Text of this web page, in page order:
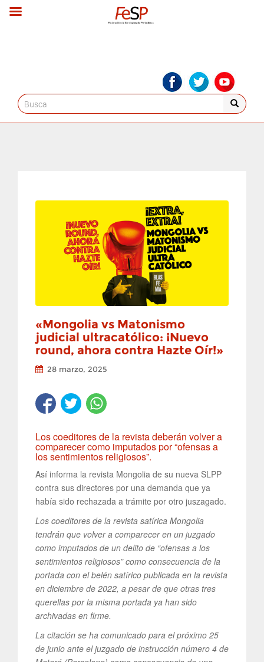
Search
for:
«Mongolia vs Matonismo
judicial ultracatólico: ¡Nuevo
round, ahora contra Hazte Oír!»
28 marzo, 2025
Los coeditores de la revista deberán volver a
comparecer como imputados por “ofensas a
los sentimientos religiosos”.
Así informa la revista Mongolia de su nueva SLPP
contra sus directores por una demanda que ya
había sido rechazada a trámite por otro juszagado.
Los coeditores de la revista satírica Mongolia
tendrán que volver a comparecer en un juzgado
como imputados de un delito de “ofensas a los
sentimientos religiosos” como consecuencia de la
portada con el belén satírico publicada en la revista
en diciembre de 2022, a pesar de que otras tres
querellas por la misma portada ya han sido
archivadas en firme.
La citación se ha comunicado para el próximo 25
de junio ante el juzgado de instrucción número 4 de